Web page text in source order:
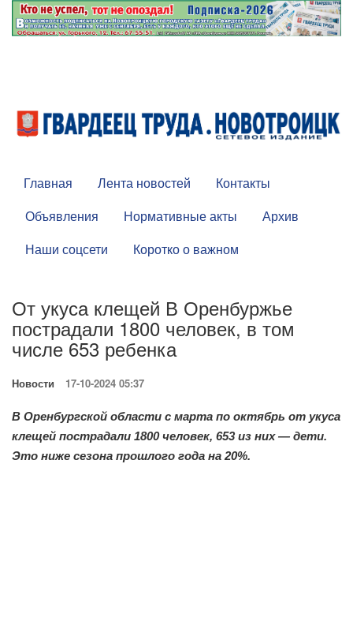
Главная Лента новостей
Контакты
Объявления
Нормативные акты
Архив
Наши соцсети
Коротко о важном
От укуса клещей В Оренбуржье
пострадали 1800 человек, в том
числе 653 ребенка
Новости 17-10-2024 05:37
В Оренбургской области с марта по октябрь от укуса
клещей пострадали 1800 человек, 653 из них — дети.
Это ниже сезона прошлого года на 20%.